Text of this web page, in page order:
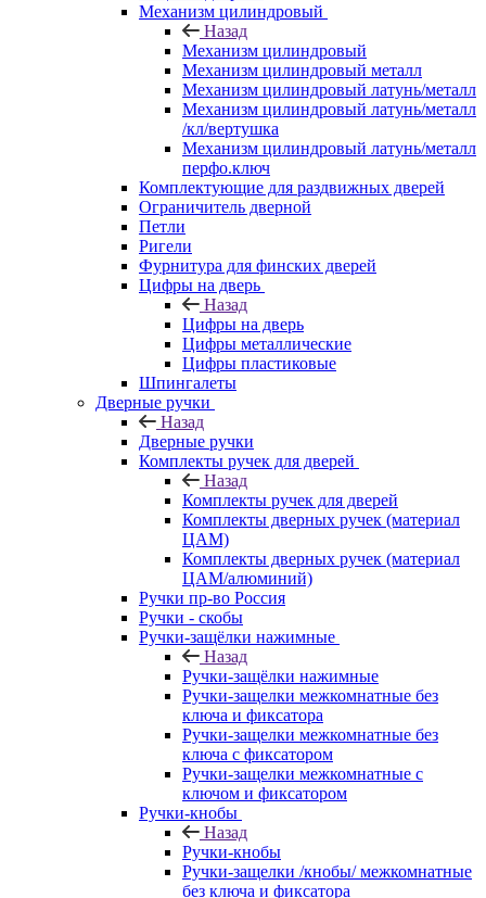
Механизм цилиндровый
Назад
Механизм цилиндровый
Механизм цилиндровый металл
Механизм цилиндровый латунь/металл
Механизм цилиндровый латунь/металл
/кл/вертушка
Механизм цилиндровый латунь/металл
перфо.ключ
Комплектующие для раздвижных дверей
Ограничитель дверной
Петли
Ригели
Фурнитура для финских дверей
Цифры на дверь
Назад
Цифры на дверь
Цифры металлические
Цифры пластиковые
Шпингалеты
Дверные ручки
Назад
Дверные ручки
Комплекты ручек для дверей
Назад
Комплекты ручек для дверей
Комплекты дверных ручек (материал
ЦАМ)
Комплекты дверных ручек (материал
ЦАМ/алюминий)
Ручки пр-во Россия
Ручки - скобы
Ручки-защёлки нажимные
Назад
Ручки-защёлки нажимные
Ручки-защелки межкомнатные без
ключа и фиксатора
Ручки-защелки межкомнатные без
ключа с фиксатором
Ручки-защелки межкомнатные с
ключом и фиксатором
Ручки-кнобы
Назад
Ручки-кнобы
Ручки-защелки /кнобы/ межкомнатные
без ключа и фиксатора